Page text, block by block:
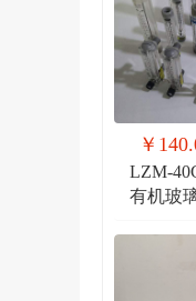
￥
LZM-
有机玻